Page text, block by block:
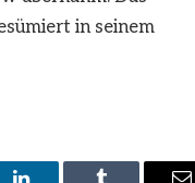
in seinem